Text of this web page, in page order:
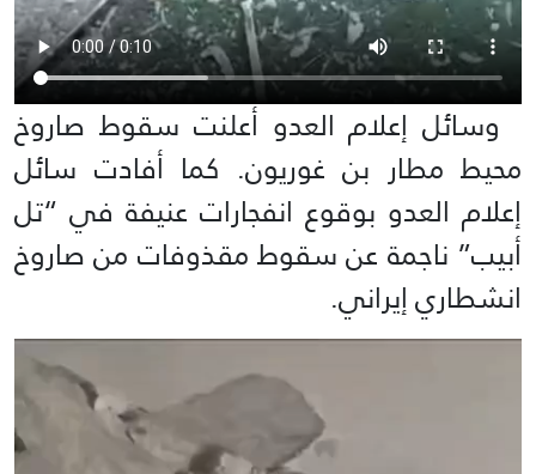
وسائل إعلام العدو أعلنت سقوط صاروخ
محيط مطار بن غوريون. كما أفادت سائل
إعلام العدو بوقوع انفجارات عنيفة في “تل
أبيب” ناجمة عن سقوط مقذوفات من صاروخ
انشطاري إيراني.